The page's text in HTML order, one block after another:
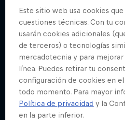
Este sitio web usa cookies
cuestiones técnicas. Con tu
usarán cookies adicionales
de terceros) o tecnologías
mercadotecnia y para
línea. Puedes retirar tu
configuración de cookies en
todo momento. Para mayor
Política de privacidad y la
en la parte inferior.